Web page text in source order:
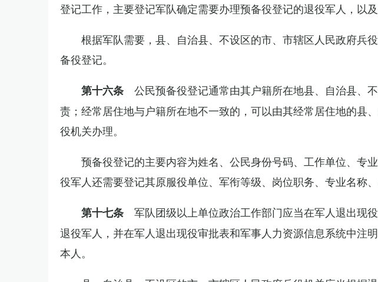
登记工作，主要登记军队确定需要办理预备役登记的退役军人，以
根据军队需要，县、自治县、不设区的市、市辖区人民政府兵
备役登记。
第十六条 公民预备役登记通常由其户籍所在地县、自治县、
责；经常居住地与户籍所在地不一致的，可以由其经常居住地的县
役机关办理。
预备役登记的主要内容为姓名、公民身份号码、工作单位、专
役军人还需要登记其原服役单位、军衔等级、岗位职务、专业名称、
第十七条 军队团级以上单位政治工作部门应当在军人退出现
退役军人，并在军人退出现役审批表和军事人力资源信息系统中注
本人。